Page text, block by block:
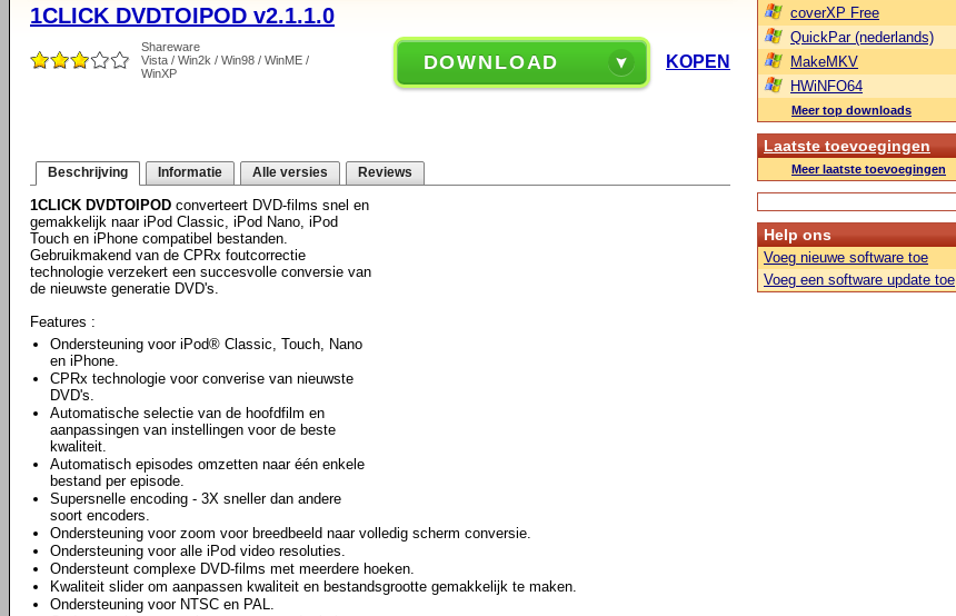
1CLICK DVDTOIPOD v2.1.1.0
Shareware
Vista / Win2k / Win98 / WinME /
WinXP
DOWNLOAD KOPEN
Beschrijving Informatie Alle versies Reviews
1CLICK DVDTOIPOD converteert DVD-films snel en
gemakkelijk naar iPod Classic, iPod Nano, iPod
Touch en iPhone compatibel bestanden.
Gebruikmakend van de CPRx foutcorrectie
technologie verzekert een succesvolle conversie van
de nieuwste generatie DVD's.
Features :
Ondersteuning voor iPod® Classic, Touch, Nano
en iPhone.
CPRx technologie voor converise van nieuwste
DVD's.
Automatische selectie van de hoofdfilm en
aanpassingen van instellingen voor de beste
kwaliteit.
Automatisch episodes omzetten naar één enkele
bestand per episode.
Supersnelle encoding - 3X sneller dan andere
soort encoders.
Ondersteuning voor zoom voor breedbeeld naar volledig scherm conversie.
Ondersteuning voor alle iPod video resoluties.
Ondersteunt complexe DVD-films met meerdere hoeken.
Kwaliteit slider om aanpassen kwaliteit en bestandsgrootte gemakkelijk te maken.
Ondersteuning voor NTSC en PAL.
coverXP Free
QuickPar (nederlands)
MakeMKV
HWiNFO64
Meer top downloads
Laatste toevoegingen
Meer laatste toevoegingen
Help ons
Voeg nieuwe software toe
Voeg een software update toe